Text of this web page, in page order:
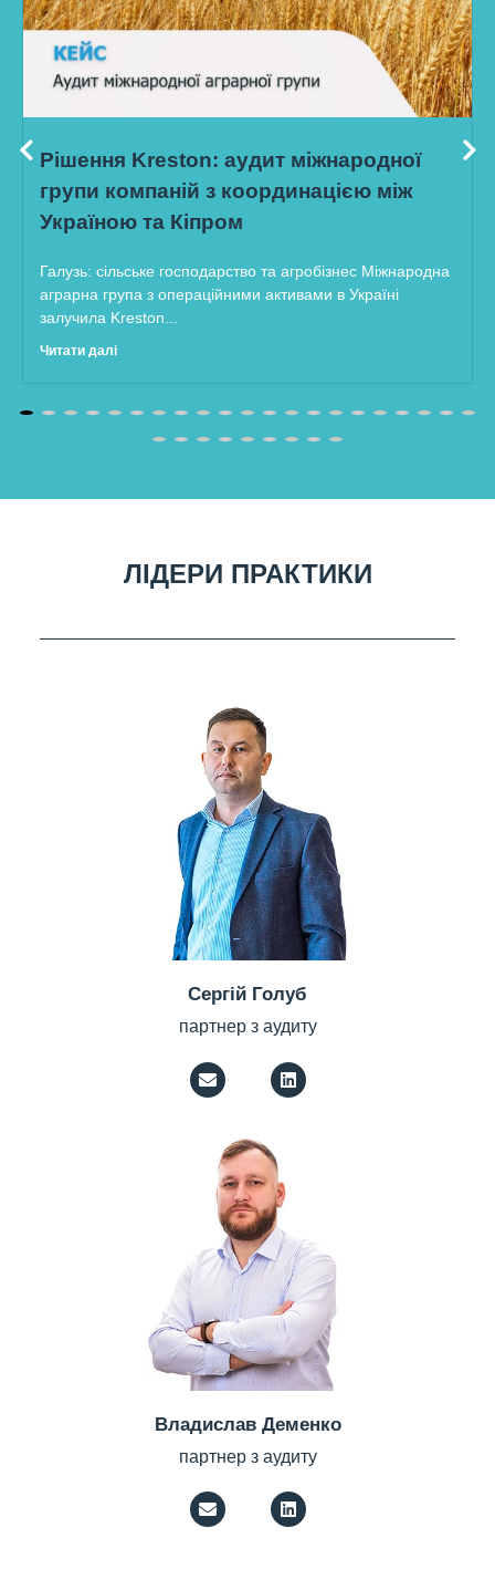
Рішення Kreston: аудит міжнародної
групи компаній з координацією між
Україною та Кіпром
Галузь: сільське господарство та агробізнес Міжнародна
аграрна група з операційними активами в Україні
залучила Kreston...
Читати далі
ЛІДЕРИ ПРАКТИКИ
Сергій Голуб
партнер з аудиту
Владислав Деменко
партнер з аудиту